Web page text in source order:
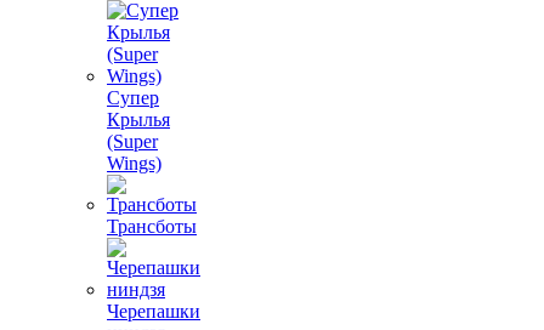
Супер
Крылья
(Super
Wings)
Трансботы
Черепашки